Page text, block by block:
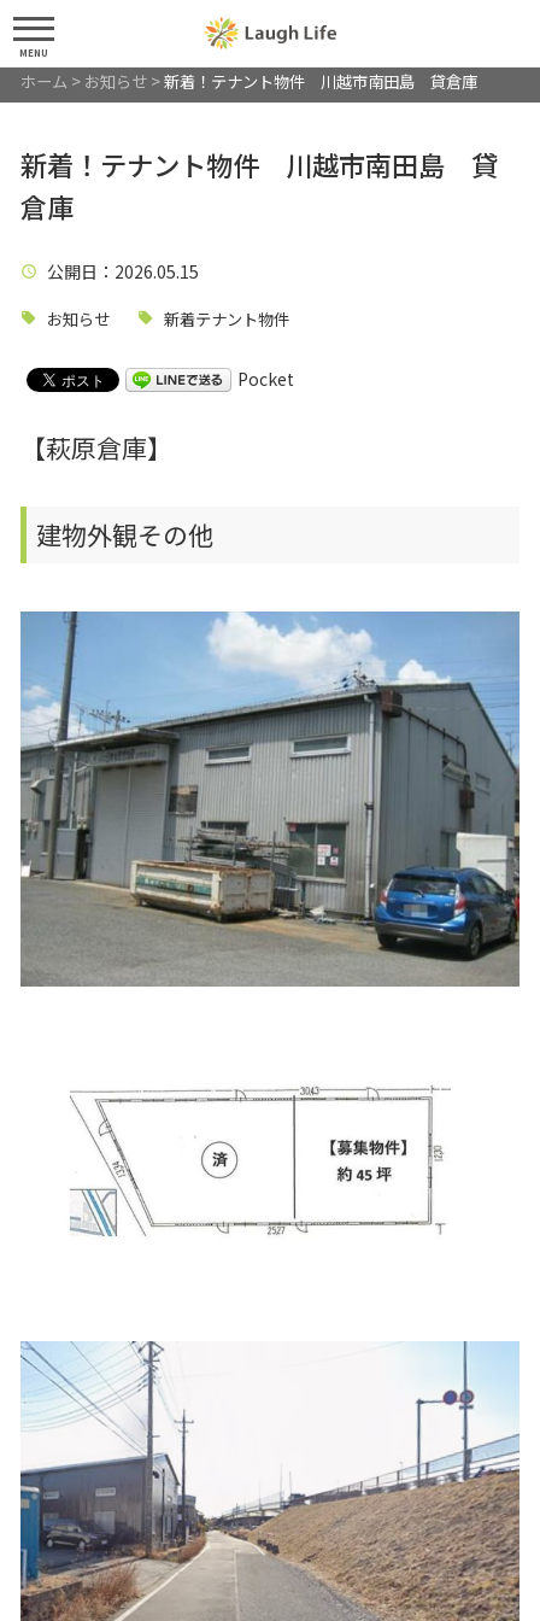
MENU
ホーム > お知らせ>新着！テナント物件 川越市南田島 貸倉庫
新着！テナント物件 川越市南田島 貸
倉庫
公開日 ：2026.05.15
お知らせ 新着テナント物件
Pocket
【萩原倉庫】
建物外観その他